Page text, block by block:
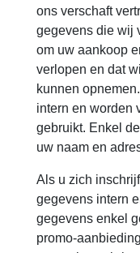
ons verschaft
gegevens die wij
om uw aankoop
verlopen en dat
kunnen
intern en worden
gebruikt. Enkel
uw naam en
Als u zich
gegevens intern
gegevens enkel
promo-